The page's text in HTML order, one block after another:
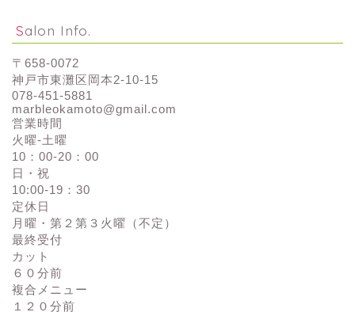
Salon Info.
〒658-0072
神戸市東灘区岡本2-10-15
078-451-5881
marbleokamoto@gmail.com
営業時間
火曜-土曜
10：00-20：00
日・祝
10:00-19：30
定休日
月曜・第２第３火曜（不定）
最終受付
カット
６０分前
複合メニュー
１２０分前